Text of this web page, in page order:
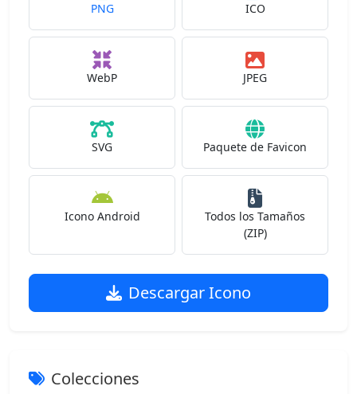
PNG ICO
WebP JPEG
SVG Paquete de Favicon
Icono Android
Todos los Tamaños
(ZIP)
Descargar Icono
Colecciones